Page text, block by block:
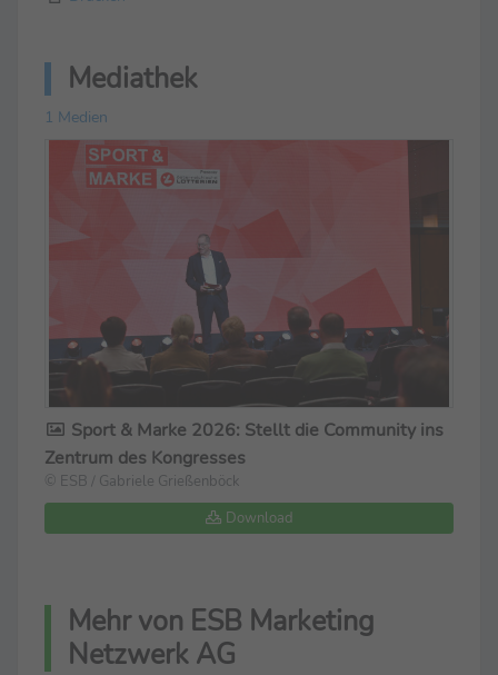
Mediathek
1 Medien
Sport & Marke 2026: Stellt die Community ins
Zentrum des Kongresses
© ESB / Gabriele Grießenböck
Download
Mehr von ESB Marketing
Netzwerk AG